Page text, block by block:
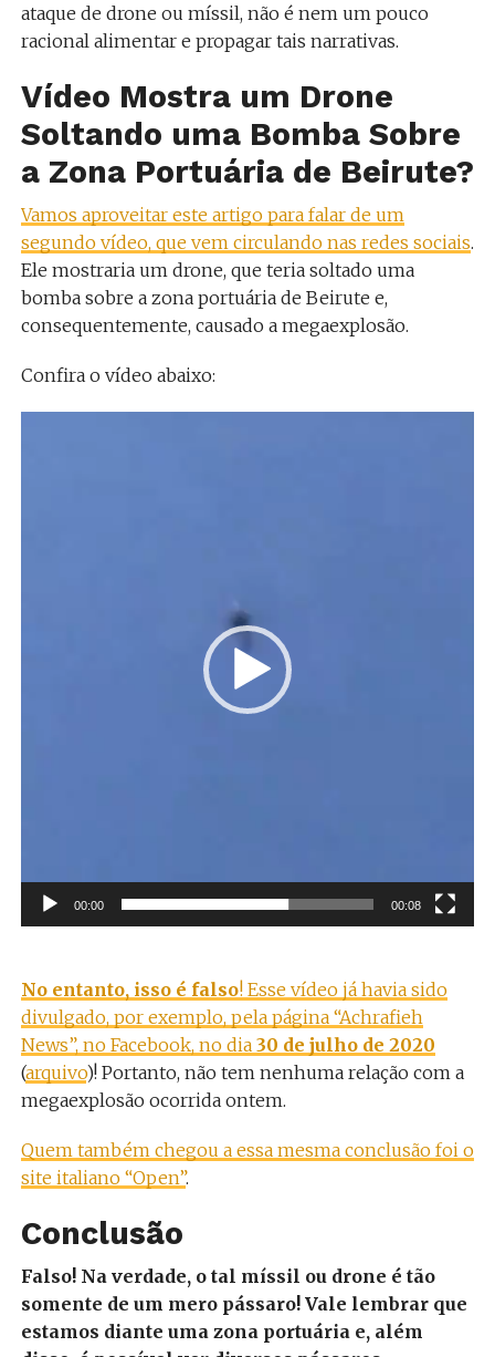
ataque de drone ou míssil, não é nem um pouco
racional alimentar e propagar tais narrativas.
Vídeo Mostra um Drone
Soltando uma Bomba Sobre
a Zona Portuária de Beirute?
Vamos aproveitar este artigo para falar de um
segundo vídeo, que vem circulando nas redes sociais.
Ele mostraria um drone, que teria soltado uma
bomba sobre a zona portuária de Beirute e,
consequentemente, causado a megaexplosão.
Confira o vídeo abaixo:
00:00 00:08
No entanto, isso é falso! Esse vídeo já havia sido
divulgado, por exemplo, pela página “Achrafieh
News”, no Facebook, no dia 30 de julho de 2020
(arquivo)! Portanto, não tem nenhuma relação com a
megaexplosão ocorrida ontem.
Quem também chegou a essa mesma conclusão foi o
site italiano “Open”.
Conclusão
Falso! Na verdade, o tal míssil ou drone é tão
somente de um mero pássaro! Vale lembrar que
estamos diante uma zona portuária e, além